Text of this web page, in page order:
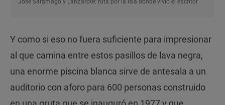
José Saramago y Lanzarote: ruta por la isla donde vivió el escritor
Y como si eso no fuera suficiente para impresionar
al que camina entre estos pasillos de lava negra,
una enorme piscina blanca sirve de antesala a un
auditorio con aforo para 600 personas construido